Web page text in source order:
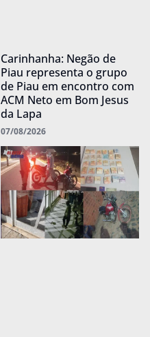
Carinhanha: Negão de
Piau representa o grupo
de Piau em encontro com
ACM Neto em Bom Jesus
da Lapa
07/08/2026